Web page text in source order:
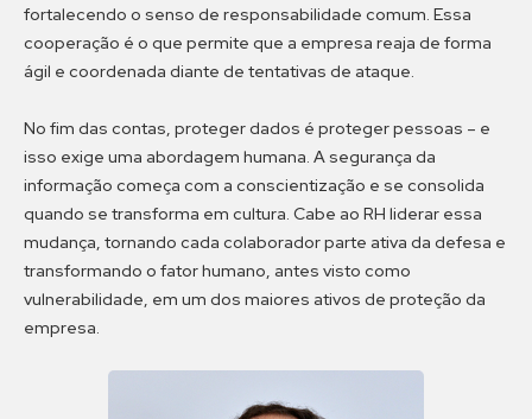
fortalecendo o senso de responsabilidade comum. Essa
cooperação é o que permite que a empresa reaja de forma
ágil e coordenada diante de tentativas de ataque.
No fim das contas, proteger dados é proteger pessoas – e
isso exige uma abordagem humana. A segurança da
informação começa com a conscientização e se consolida
quando se transforma em cultura. Cabe ao RH liderar essa
mudança, tornando cada colaborador parte ativa da defesa e
transformando o fator humano, antes visto como
vulnerabilidade, em um dos maiores ativos de proteção da
empresa.